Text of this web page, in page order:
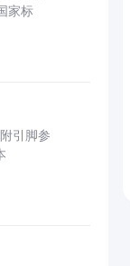
家标
引脚参